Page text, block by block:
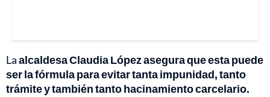
Laalcaldesa Claudia López asegura que esta puede
ser la fórmula para evitar tanta impunidad, tanto
trámite y también tanto hacinamiento carcelario.